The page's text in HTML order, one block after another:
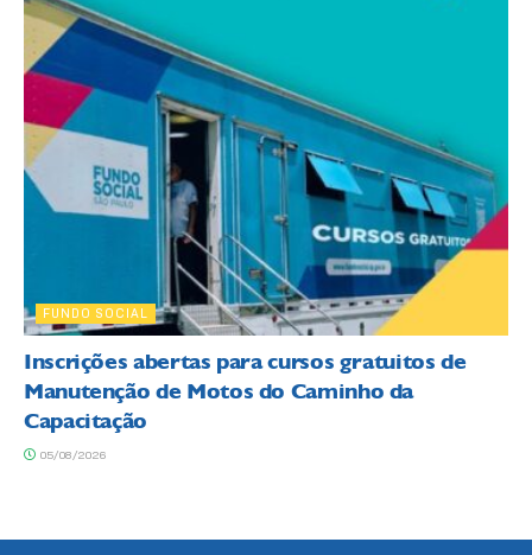
FUNDO SOCIAL
Inscrições abertas para cursos gratuitos de
Manutenção de Motos do Caminho da
Capacitação
05/08/2026